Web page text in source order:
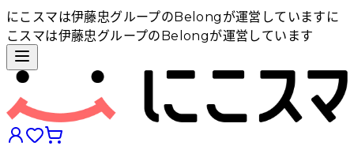
にこスマは伊藤忠グループのBelongが運営しています に
こスマは伊藤忠グループのBelongが運営しています